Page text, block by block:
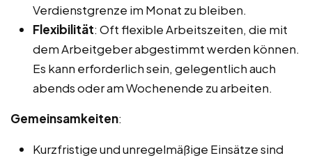
Verdienstgrenze im Monat zu bleiben.
Flexibilität: Oft flexible Arbeitszeiten, die mit
dem Arbeitgeber abgestimmt werden können.
Es kann erforderlich sein, gelegentlich auch
abends oder am Wochenende zu arbeiten.
Gemeinsamkeiten:
Kurzfristige und unregelmäßige Einsätze sind